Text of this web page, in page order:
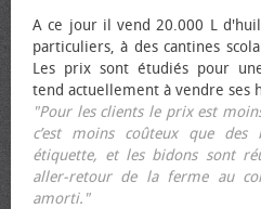
A ce jour il vend 20.000 L
particuliers, à des cantines
Les prix sont étudiés pour
tend actuellement à vendre ses
"Pour les clients le prix est
c’est moins coûteux que des
étiquette, et les bidons sont
aller-retour de la ferme au
amorti."